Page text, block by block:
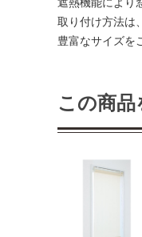
取り付け方法は
豊富なサイズを
この商